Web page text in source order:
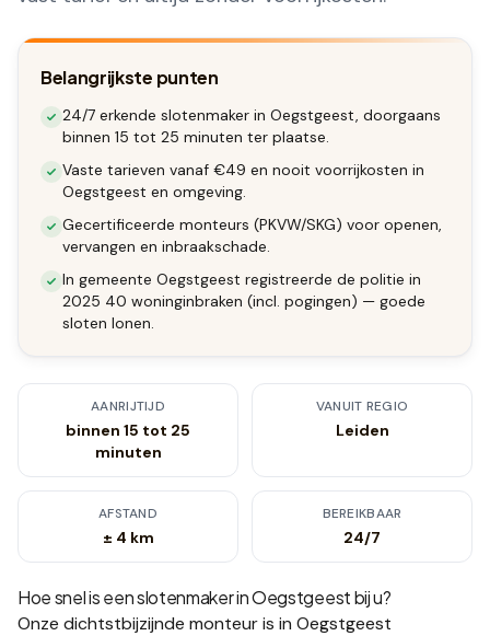
Belangrijkste punten
24/7 erkende slotenmaker in Oegstgeest, doorgaans
binnen 15 tot 25 minuten ter plaatse.
Vaste tarieven vanaf €49 en nooit voorrijkosten in
Oegstgeest en omgeving.
Gecertificeerde monteurs (PKVW/SKG) voor openen,
vervangen en inbraakschade.
In gemeente Oegstgeest registreerde de politie in
2025 40 woninginbraken (incl. pogingen) — goede
sloten lonen.
AANRIJTIJD
binnen 15 tot 25
minuten
VANUIT REGIO
Leiden
AFSTAND
± 4 km
BEREIKBAAR
24/7
Hoe snel is een slotenmaker inOegstgeestbij u?
Onze dichtstbijzijnde monteur is in Oegstgeest